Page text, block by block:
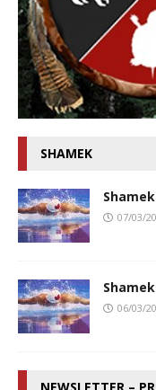
SHAMEK
07/03/
06/03/